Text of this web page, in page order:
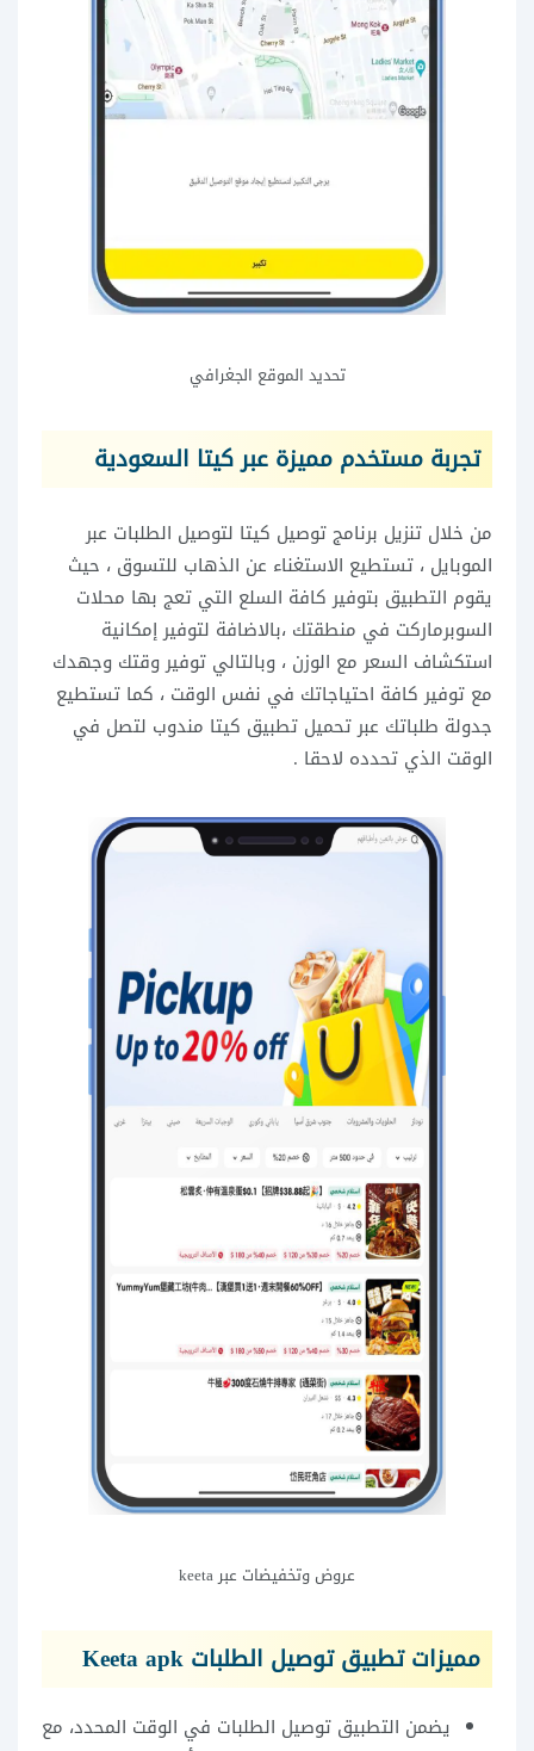
تحديد الموقع الجغرافي
تجربة مستخدم مميزة عبر كيتا السعودية
من خلال تنزيل برنامج توصيل كيتا لتوصيل الطلبات عبر
الموبايل ، تستطيع الاستغناء عن الذهاب للتسوق ، حيث
يقوم التطبيق بتوفير كافة السلع التي تعج بها محلات
السوبرماركت في منطقتك ،بالاضافة لتوفير إمكانية
استكشاف السعر مع الوزن ، وبالتالي توفير وقتك وجهدك
مع توفير كافة احتياجاتك في نفس الوقت ، كما تستطيع
جدولة طلباتك عبر تحميل تطبيق كيتا مندوب لتصل في
الوقت الذي تحدده لاحقا .
عروض وتخفيضات عبر keeta
مميزات تطبيق توصيل الطلبات Keeta apk
يضمن التطبيق توصيل الطلبات في الوقت المحدد، مع